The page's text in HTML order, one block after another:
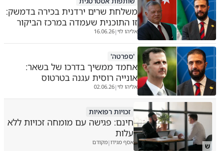
משלחת שרים ירדנית בכירה בדמשק:
זו התוכנית שעמדה במרכז הביקור
אליהו לוי|
16.06.26
'ספרטה'
אחמד ממשיך בדרכו של בשאר:
אונייה רוסית עגנה בטרטוס
אליהו לוי|
02.06.26
ש
זכויות רפואיות
חינם: פגישה עם מומחה זכויות ללא
עלות
אסף מגידו|מקודם